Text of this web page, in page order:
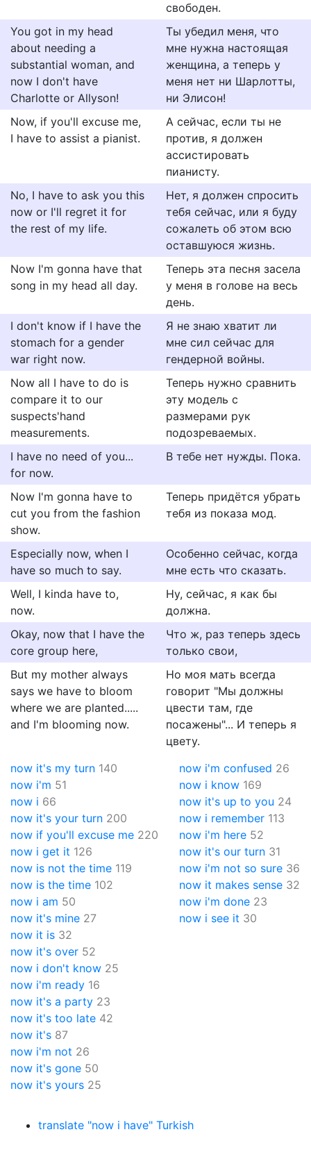
свободен.
You got in my head
about needing a
substantial woman, and
now I don't have
Charlotte or Allyson!
Ты убедил меня, что
мне нужна настоящая
женщина, а теперь у
меня нет ни Шарлотты,
ни Элисон!
Now, if you'll excuse me,
I have to assist a pianist.
А сейчас, если ты не
против, я должен
ассистировать
пианисту.
No, I have to ask you this
now or I'll regret it for
the rest of my life.
Нет, я должен спросить
тебя сейчас, или я буду
сожалеть об этом всю
оставшуюся жизнь.
Now I'm gonna have that
song in my head all day.
Теперь эта песня засела
у меня в голове на весь
день.
I don't know if I have the
stomach for a gender
war right now.
Я не знаю хватит ли
мне сил сейчас для
гендерной войны.
Now all I have to do is
compare it to our
suspects'hand
measurements.
Теперь нужно сравнить
эту модель с
размерами рук
подозреваемых.
I have no need of you...
for now.
В тебе нет нужды. Пока.
Now I'm gonna have to
cut you from the fashion
show.
Теперь придётся убрать
тебя из показа мод.
Especially now, when I
have so much to say.
Особенно сейчас, когда
мне есть что сказать.
Well, I kinda have to,
now.
Ну, сейчас, я как бы
должна.
Okay, now that I have the
core group here,
Что ж, раз теперь здесь
только свои,
But my mother always
says we have to bloom
where we are planted.....
and I'm blooming now.
Но моя мать всегда
говорит "Мы должны
цвести там, где
посажены"... И теперь я
цвету.
now it's my turn 140
now i'm 51
now i 66
now it's your turn 200
now if you'll excuse me 220
now i get it 126
now is not the time 119
now is the time 102
now i am 50
now it's mine 27
now i'm confused 26
now i know 169
now it's up to you 24
now i remember 113
now i'm here 52
now it's our turn 31
now i'm not so sure 36
now it makes sense 32
now i'm done 23
now i see it 30
now it is 32
now it's over 52
now i don't know 25
now i'm ready 16
now it's a party 23
now it's too late 42
now it's 87
now i'm not 26
now it's gone 50
now it's yours 25
translate "now i have" Turkish